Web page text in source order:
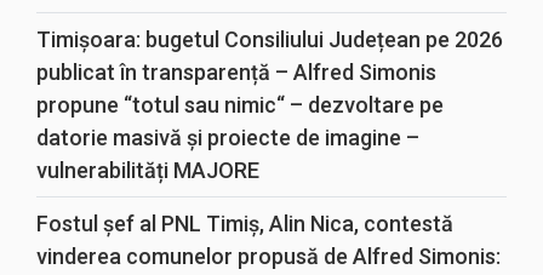
Timișoara: bugetul Consiliului Județean pe 2026
publicat în transparență – Alfred Simonis
propune “totul sau nimic“ – dezvoltare pe
datorie masivă și proiecte de imagine –
vulnerabilități MAJORE
Fostul șef al PNL Timiș, Alin Nica, contestă
vinderea comunelor propusă de Alfred Simonis: